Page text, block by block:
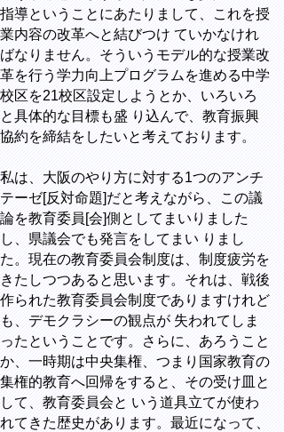
指導ということにあたりまして、これを授
業内容の改革へと結びつけ ていかなけれ
ばなりません。そういうモデル的な授業改
革を行う学力向上プログラムを進める中学
校区を21校区設定しようとか、いろいろ
と具体的な目標も盛 り込んで、教育振興
協約を締結をしたいと考えております。
私は、大阪のやり方に対する1つのアンチ
テーゼ[反対命題]だと考えながら、この議
論を教育委員[会]側としてまいりました
し、県議会でも発言をしてまい りまし
た。現在の教育委員会制度は、制度疲労を
きたしつつあると思います。それは、戦後
作られた教育委員会制度でありますけれど
も、デモクラシーの観点が 失われてしま
ったということです。さらに、あろうこと
か、一時期は中央集権、つまり国家教育の
集権的教育へ回帰をすると、その受け皿と
して、教育委員会と いう道具立てが使わ
れてきた歴史があります。最近になって、